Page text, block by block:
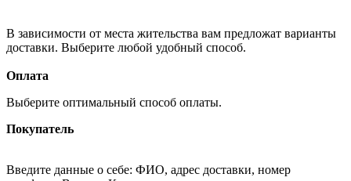
В зависимости от места жительства вам предложат варианты
доставки. Выберите любой удобный способ.
Оплата
Выберите оптимальный способ оплаты.
Покупатель
Введите данные о себе: ФИО, адрес доставки, номер